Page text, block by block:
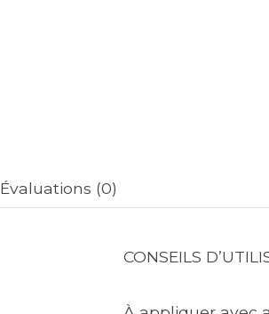
Évaluations (0)
CONSEILS